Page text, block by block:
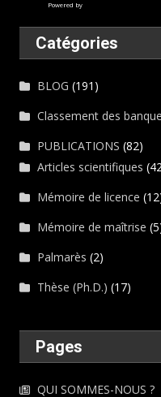
Powered by
Catégories
BLOG (191)
Classement des
PUBLICATIONS (82)
Articles scientifiques
Mémoire de licence
Mémoire de maîtrise
Palmarès (2)
Thèse (Ph.D.) (17)
Pages
QUI SOMMES-NOUS ?